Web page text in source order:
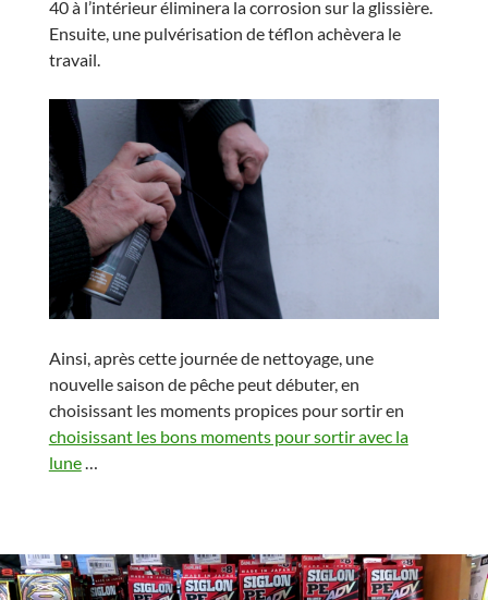
40 à l’intérieur éliminera la corrosion sur la glissière.
Ensuite, une pulvérisation de téflon achèvera le
travail.
Ainsi, après cette journée de nettoyage, une
nouvelle saison de pêche peut débuter, en
choisissant les moments propices pour sortir en
choisissant les bons moments pour sortir avec la
lune…